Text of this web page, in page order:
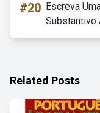
#20 Escreva
Substantivo
Related Posts